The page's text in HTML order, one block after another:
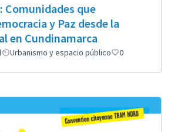
Comunidades que
y Paz desde la
en Cundinamarca
Urbanismo y espacio público 0